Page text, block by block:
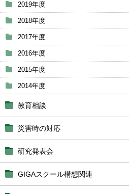
2019年度
2018年度
2017年度
2016年度
2015年度
2014年度
教育相談
災害時の対応
研究発表会
GIGAスクール構想関連